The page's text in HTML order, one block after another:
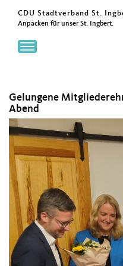
CDU Stadtverband St.
Anpacken für unser St. Ingbert.
Toggle
navigation
Gelungene
Abend